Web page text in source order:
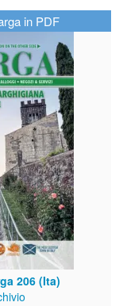
in PDF
206 (Ita)